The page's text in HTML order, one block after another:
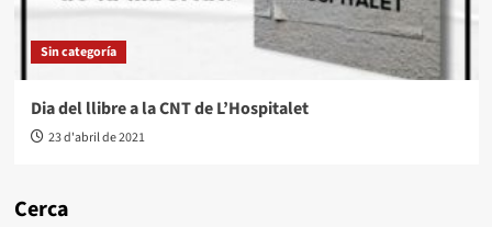
Sin categoría
Dia del llibre a la CNT de L’Hospitalet
23 d'abril de 2021
Cerca